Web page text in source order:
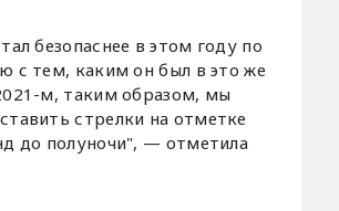
безопаснее в этом году по
с тем, каким он был в это же
м, таким образом, мы
стрелки на отметке
до полуночи", — отметила